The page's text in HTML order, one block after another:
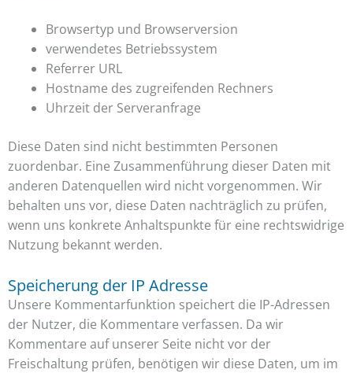
Browsertyp und Browserversion
verwendetes Betriebssystem
Referrer URL
Hostname des zugreifenden Rechners
Uhrzeit der Serveranfrage
Diese Daten sind nicht bestimmten Personen
zuordenbar. Eine Zusammenführung dieser Daten mit
anderen Datenquellen wird nicht vorgenommen. Wir
behalten uns vor, diese Daten nachträglich zu prüfen,
wenn uns konkrete Anhaltspunkte für eine rechtswidrige
Nutzung bekannt werden.
Speicherung der IP Adresse
Unsere Kommentarfunktion speichert die IP-Adressen
der Nutzer, die Kommentare verfassen. Da wir
Kommentare auf unserer Seite nicht vor der
Freischaltung prüfen, benötigen wir diese Daten, um im